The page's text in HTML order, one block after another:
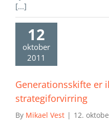
[...]
12
oktober
2011
Generationsskifte er
strategiforvirring
By Mikael Vest | 12.